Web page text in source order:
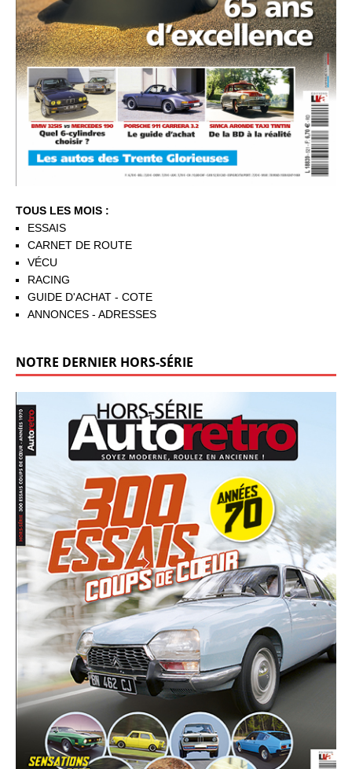
TOUS LES MOIS :
ESSAIS
CARNET DE ROUTE
VÉCU
RACING
GUIDE D'ACHAT - COTE
ANNONCES - ADRESSES
NOTRE DERNIER HORS-SÉRIE